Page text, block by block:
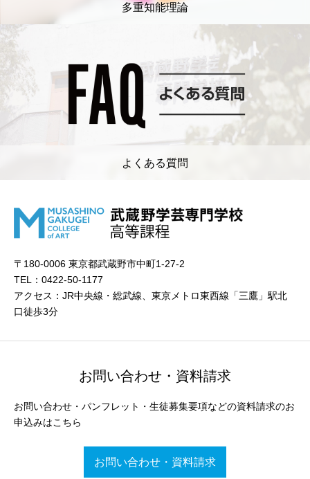
多重知能理論
よくある質問
〒180-0006 東京都武蔵野市中町1-27-2
TEL：0422-50-1177
アクセス：JR中央線・総武線、東京メトロ東西線「三鷹」駅北
口徒歩3分
お問い合わせ・資料請求
お問い合わせ・パンフレット・生徒募集要項などの資料請求のお
申込みはこちら
お問い合わせ・資料請求